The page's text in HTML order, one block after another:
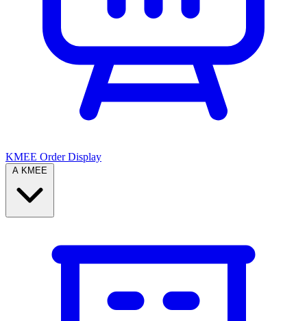
KMEE Order Display